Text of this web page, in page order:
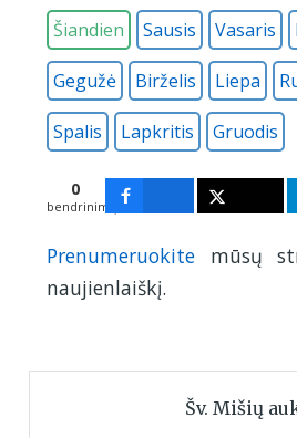
Šiandien Sausis Vasaris
Gegužė Birželis Liepa
Spalis Lapkritis Gruodis
0
bendrinimų
Prenumeruokite mūsų
naujienlaiškį.
Šv. Mišių